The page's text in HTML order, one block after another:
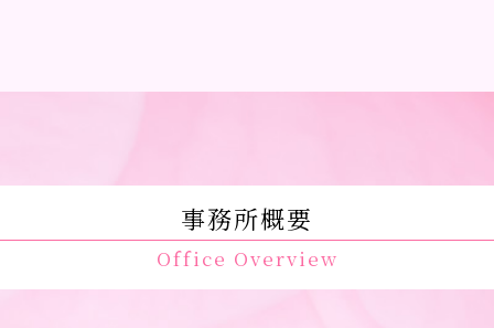
事務所概要
Office Overview